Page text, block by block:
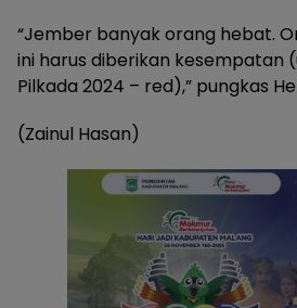
“Jember banyak orang hebat.
ini harus diberikan kesempatan
Pilkada 2024 – red),” pungkas
(Zainul Hasan)